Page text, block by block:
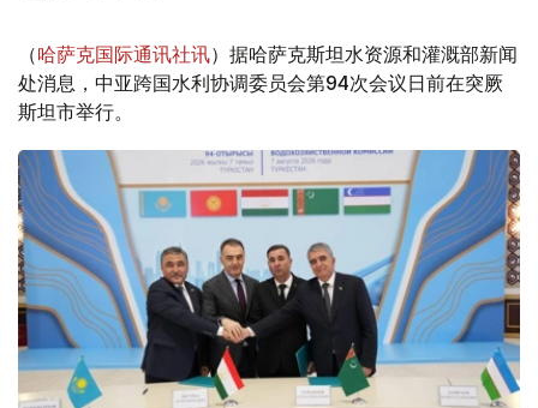
（哈萨克国际通讯社讯）据哈萨克斯坦水资源和灌溉部新闻
处消息，中亚跨国水利协调委员会第94次会议日前在突厥
斯坦市举行。